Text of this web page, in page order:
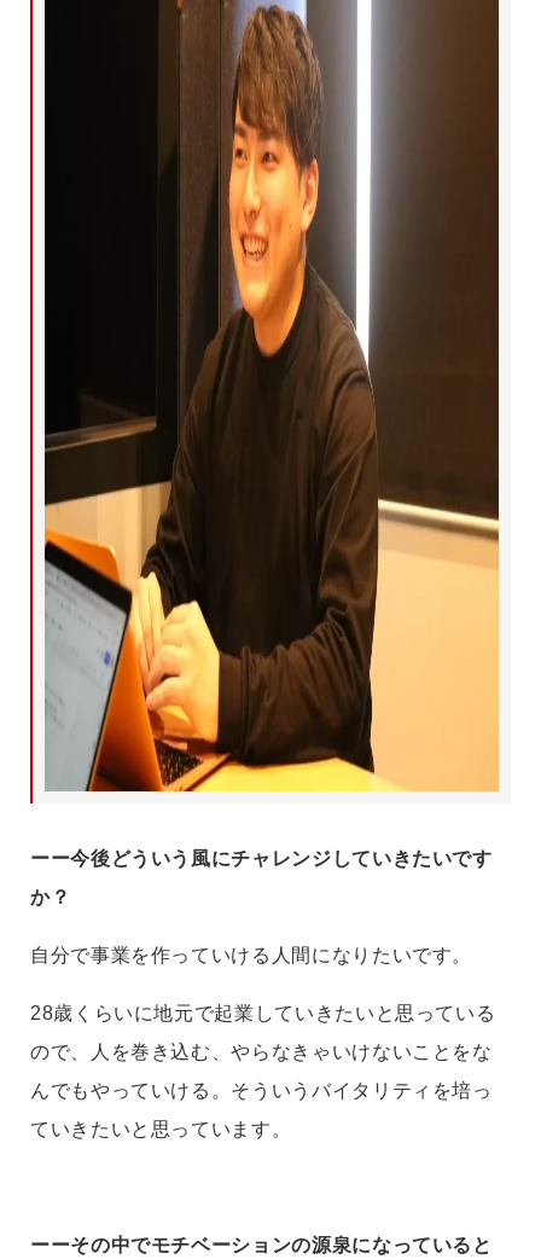
ーー今後どういう風にチャレンジしていきたいです
か？
自分で事業を作っていける人間になりたいです。
28歳くらいに地元で起業していきたいと思っている
ので、人を巻き込む、やらなきゃいけないことをな
んでもやっていける。そういうバイタリティを培っ
ていきたいと思っています。
ーーその中でモチベーションの源泉になっていると